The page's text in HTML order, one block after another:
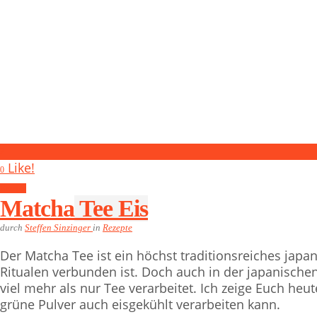
0 Like!
Matcha Tee Eis
durch Steffen Sinzinger in Rezepte
Der Matcha Tee ist ein höchst traditionsreiches
Ritualen verbunden ist. Doch auch in der
viel mehr als nur Tee verarbeitet. Ich zeige Euch
grüne Pulver auch eisgekühlt verarbeiten kann.